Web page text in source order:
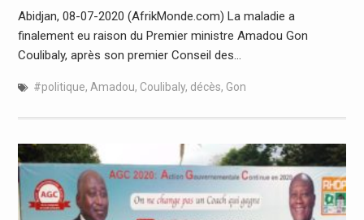
Abidjan, 08-07-2020 (AfrikMonde.com) La maladie a
finalement eu raison du Premier ministre Amadou Gon
Coulibaly, après son premier Conseil des…
#politique, Amadou, Coulibaly, décès, Gon